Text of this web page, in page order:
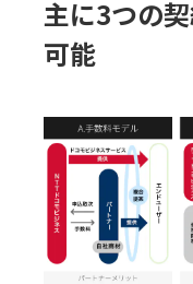
主に3つの
可能